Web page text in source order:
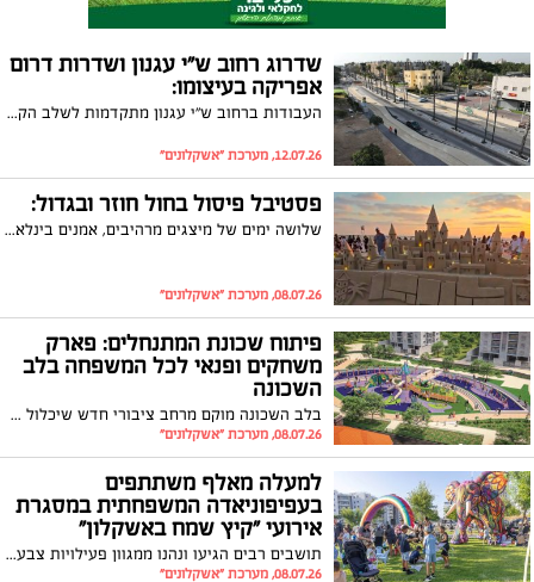
שדרוג רחוב ש"י עגנון ושדרות דרום
אפריקה בעיצומו:
העבודות ברחוב ש"י עגנון מתקדמות לשלב הקרצוף וריבוד האספלט, ובמקביל נמשכות עבודות השדרוג בשדרות דרום אפריקה
12.07.26, מערכת "אשקלונים"
פסטיבל פיסול בחול חוזר ובגדול:
שלושה ימים של מיצגים מרהיבים, אמנים בינלאומיים וסדנאות חווייתיות; 27-29.7.26 בחוף הגולשים (דלילה)
08.07.26, מערכת "אשקלונים"
פיתוח שכונת המתנחלים: פארק
משחקים ופנאי לכל המשפחה בלב
השכונה
בלב השכונה מוקם מרחב ציבורי חדש שיכלול פארק משחקים לקטנטנים, מתחם נדנדות, פינות ישיבה וריהוט רחוב כחלק מהמשך פיתוח השכונה
08.07.26, מערכת "אשקלונים"
למעלה מאלף משתתפים
בעפיפוניאדה המשפחתית במסגרת
אירועי "קיץ שמח באשקלון"
תושבים רבים הגיעו ונהנו ממגוון פעילויות צבעוניות ומהנות לכל המשפחה שכללו סדנת קישוט והטסת עפיפונים, מתחם בועות סבון, פינות ישיבה ואווירת קיץ מושלמת
08.07.26, מערכת "אשקלונים"